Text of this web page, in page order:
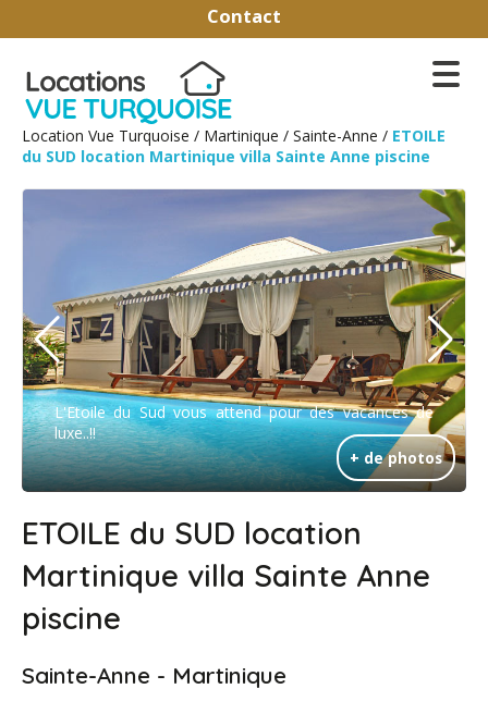
Contact
Location Vue Turquoise / Martinique / Sainte-Anne / ETOILE
du SUD location Martinique villa Sainte Anne piscine
+ de photos
L'Etoile du Sud vous attend pour des vacances de
luxe..!!
ETOILE du SUD location
Martinique villa Sainte Anne
piscine
Sainte-Anne - Martinique